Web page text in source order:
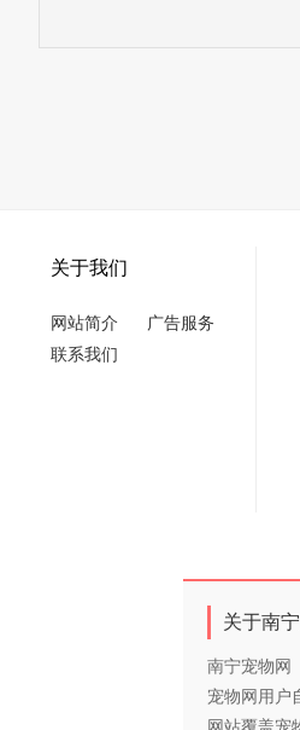
关于我们
网站简介
广告服务
联系我们
关于南
南宁宠物网
宠物网用户